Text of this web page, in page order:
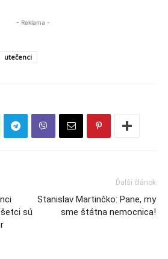
- Reklama -
utečenci
sú
Ďalší článok
Stanislav Martinčko: Pane, my
sme štátna nemocnica!